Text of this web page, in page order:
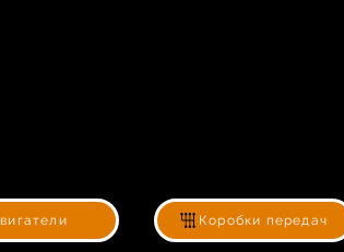
Коробки передач